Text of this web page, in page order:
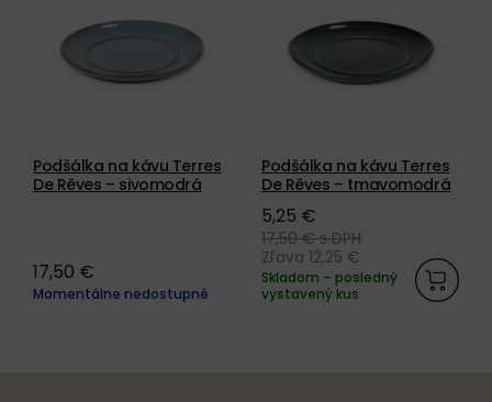
Podšálka na kávu Terres
De Rêves – sivomodrá
17,50 €
Momentálne nedostupné
Podšálka na kávu Terres
De Rêves – tmavomodrá
5,25 €
17,50 €s DPH
Zľava 12,25 €
Skladom – posledný
vystavený kus